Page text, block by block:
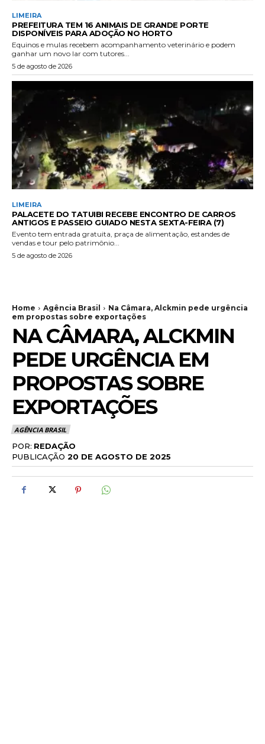
LIMEIRA
PREFEITURA TEM 16 ANIMAIS DE GRANDE PORTE
DISPONÍVEIS PARA ADOÇÃO NO HORTO
Equinos e mulas recebem acompanhamento veterinário e podem
ganhar um novo lar com tutores...
5 de agosto de 2026
LIMEIRA
PALACETE DO TATUIBI RECEBE ENCONTRO DE CARROS
ANTIGOS E PASSEIO GUIADO NESTA SEXTA-FEIRA (7)
Evento tem entrada gratuita, praça de alimentação, estandes de
vendas e tour pelo patrimônio...
5 de agosto de 2026